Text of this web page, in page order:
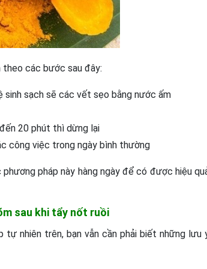
các bước sau đây:
sinh sạch sẽ các vết sẹo bằng nước ấm
20 phút thì dừng lại
công việc trong ngày bình thường
pháp này hàng ngày để có được hiệu
sau khi tẩy nốt ruồi
nhiên trên, bạn vẫn cần phải biết những lưu